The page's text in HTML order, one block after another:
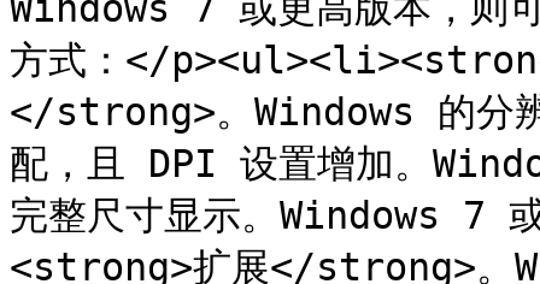
方式：</
</strong>。Windows 的分
配，且 DPI 设置增加。
完整尺寸显示。Windows 7
<strong>扩展</strong>。